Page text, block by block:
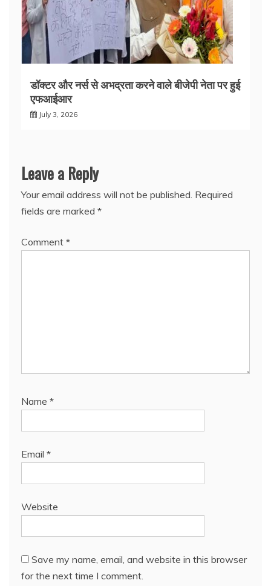
डॉक्टर और नर्स से अभद्रता करने वाले बीजेपी नेता पर हुई
एफआईआर
July 3, 2026
Leave a Reply
Your email address will not be published. Required
fields are marked *
Comment *
Name *
Email *
Website
Save my name, email, and website in this browser
for the next time I comment.